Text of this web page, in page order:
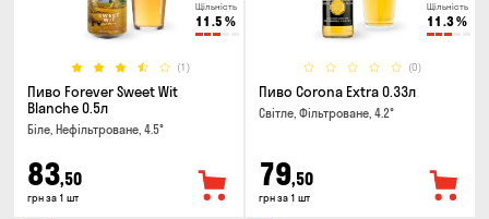
Щільність
11.5 %
(1)
Пиво Forever Sweet Wit
Blanche 0.5л
Біле, Нефільтроване, 4.5°
83,50
грн за 1 шт
Щільність
11.3%
(0)
Пиво Corona Extra 0.33л
Світле, Фільтроване, 4.2°
79,50
грн за 1 шт